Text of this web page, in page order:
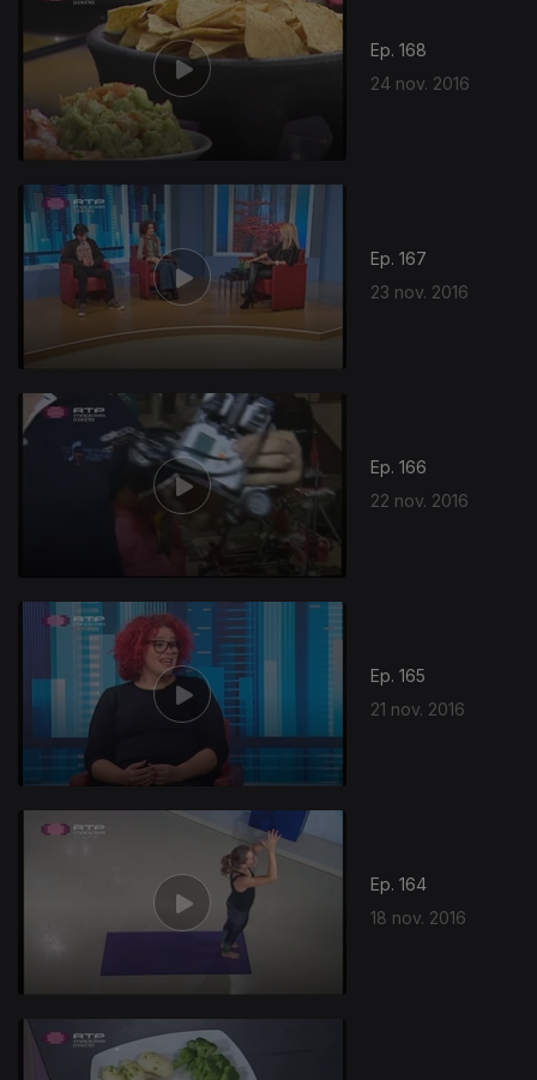
Ep. 168
24 nov. 2016
Ep. 167
23 nov. 2016
Ep. 166
22 nov. 2016
Ep. 165
21 nov. 2016
Ep. 164
18 nov. 2016